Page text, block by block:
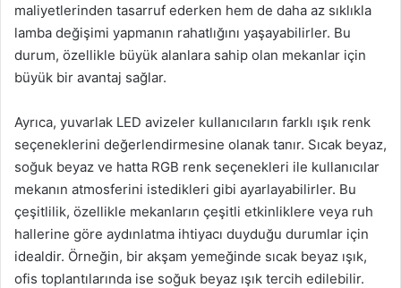
maliyetlerinden tasarruf ederken hem de daha az sıklıkla
lamba değişimi yapmanın rahatlığını yaşayabilirler. Bu
durum, özellikle büyük alanlara sahip olan mekanlar için
büyük bir avantaj sağlar.
Ayrıca, yuvarlak LED avizeler kullanıcıların farklı ışık renk
seçeneklerini değerlendirmesine olanak tanır. Sıcak beyaz,
soğuk beyaz ve hatta RGB renk seçenekleri ile kullanıcılar
mekanın atmosferini istedikleri gibi ayarlayabilirler. Bu
çeşitlilik, özellikle mekanların çeşitli etkinliklere veya ruh
hallerine göre aydınlatma ihtiyacı duyduğu durumlar için
idealdir. Örneğin, bir akşam yemeğinde sıcak beyaz ışık,
ofis toplantılarında ise soğuk beyaz ışık tercih edilebilir.